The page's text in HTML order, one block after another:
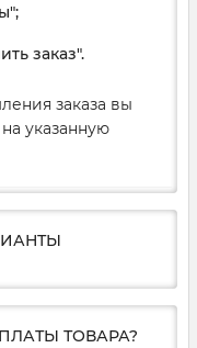
заказ".
заказа вы
указанную
ТОВАРА?